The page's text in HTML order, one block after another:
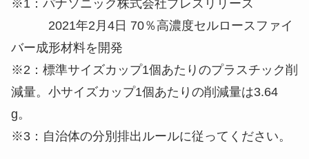
※1：パナソニック株式会社プレスリリース
2021年2月4日 70％高濃度セルロースファイ
バー成形材料を開発
※2：標準サイズカップ1個あたりのプラスチック削
減量。小サイズカップ1個あたりの削減量は3.64
g。
※3：自治体の分別排出ルールに従ってください。